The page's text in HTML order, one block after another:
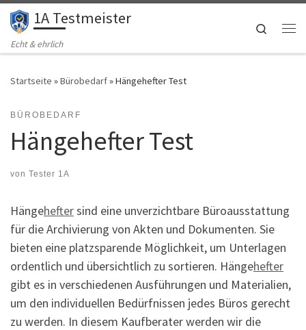
Zum Inhalt springen
1A Testmeister
Echt & ehrlich
Search
Startseite »Bürobedarf»Hängehefter Test
BÜROBEDARF
Hängehefter Test
von Tester 1A
Hängeheftersind eine unverzichtbare Büroausstattung
für die Archivierung von Akten und Dokumenten. Sie
bieten eine platzsparende Möglichkeit, um Unterlagen
ordentlich und übersichtlich zu sortieren. Hängehefter
gibt es in verschiedenen Ausführungen und Materialien,
um den individuellen Bedürfnissen jedes Büros gerecht
zu werden. In diesem Kaufberater werden wir die